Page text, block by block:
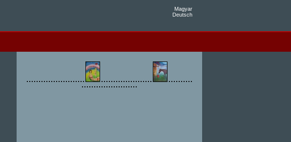
Magyar
Deutsch